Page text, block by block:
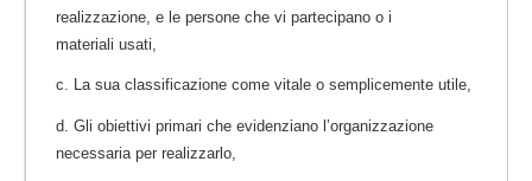
realizzazione, e le persone che vi partecipano o i
materiali usati,
c. La sua classificazione come vitale o semplicemente utile,
d. Gli obiettivi primari che evidenziano l’organizzazione
necessaria per realizzarlo,